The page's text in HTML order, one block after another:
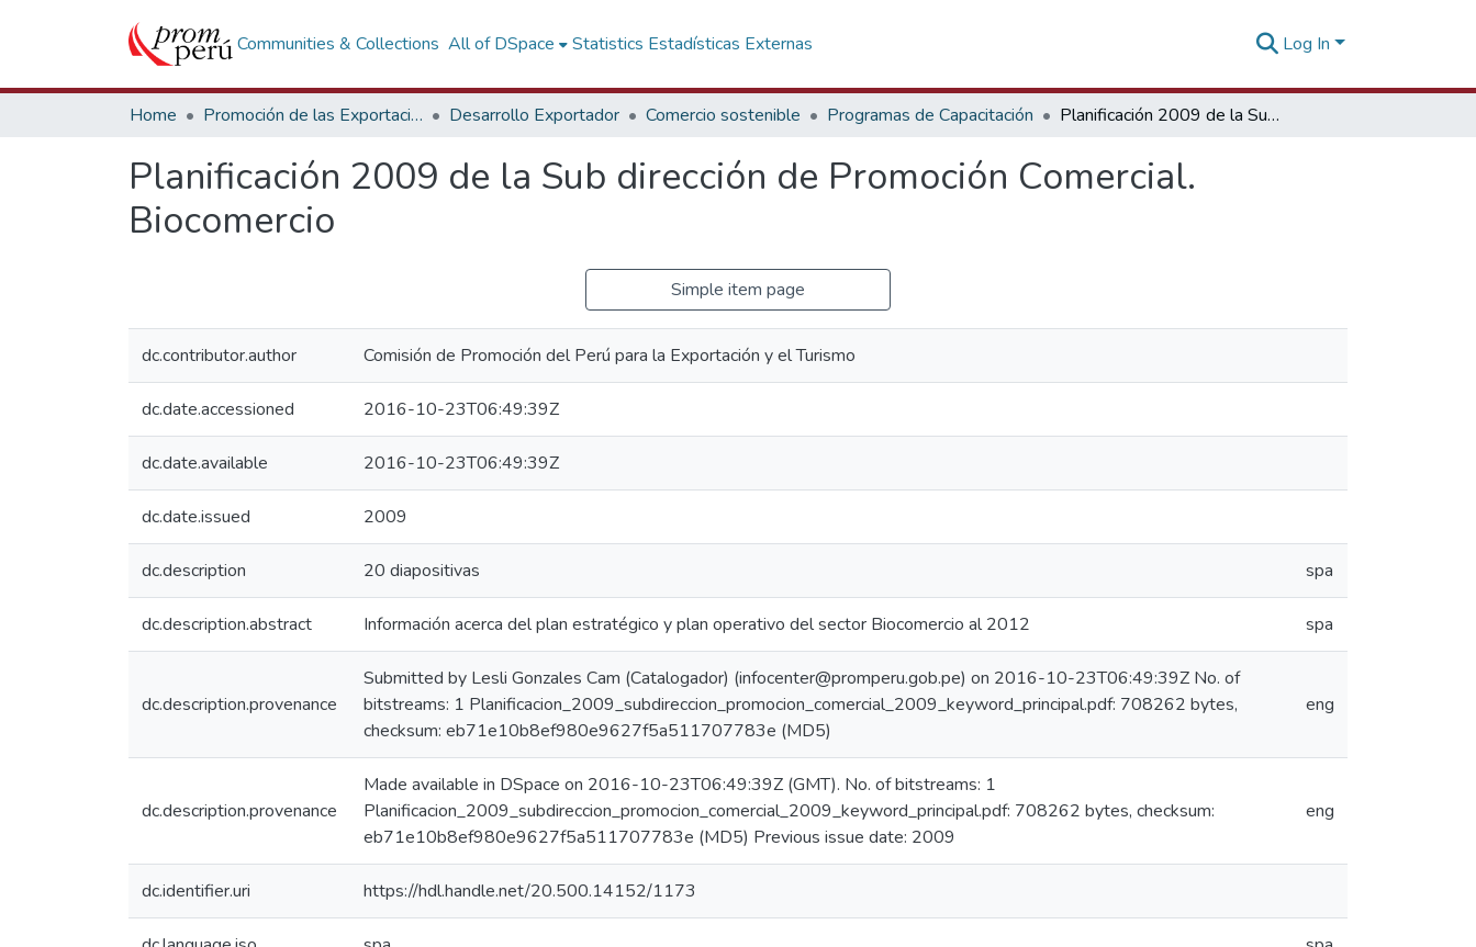
Communities & Collections All of DSpace Statistics Estadísticas Externas Log In
Home Promoción de las Exportaciones Desarrollo Exportador Comercio sostenible Programas de Capacitación Planificación 2009 de la Sub dirección de Promoción Comercial. Biocomercio
Planificación 2009 de la Sub dirección de Promoción Comercial.
Biocomercio
Simple item page
dc.contributor.author Comisión de Promoción del Perú para la Exportación y el Turismo
dc.date.accessioned 2016-10-23T06:49:39Z
dc.date.available 2016-10-23T06:49:39Z
dc.date.issued 2009
dc.description 20 diapositivas spa
dc.description.abstract Información acerca del plan estratégico y plan operativo del sector Biocomercio al 2012 spa
dc.description.provenance
Submitted by Lesli Gonzales Cam (Catalogador) (infocenter@promperu.gob.pe) on 2016-10-23T06:49:39Z No. of
bitstreams: 1 Planificacion_2009_subdireccion_promocion_comercial_2009_keyword_principal.pdf: 708262 bytes,
checksum: eb71e10b8ef980e9627f5a511707783e (MD5)
eng
dc.description.provenance
Made available in DSpace on 2016-10-23T06:49:39Z (GMT). No. of bitstreams: 1
Planificacion_2009_subdireccion_promocion_comercial_2009_keyword_principal.pdf: 708262 bytes, checksum:
eb71e10b8ef980e9627f5a511707783e (MD5) Previous issue date: 2009
eng
dc.identifier.uri https://hdl.handle.net/20.500.14152/1173